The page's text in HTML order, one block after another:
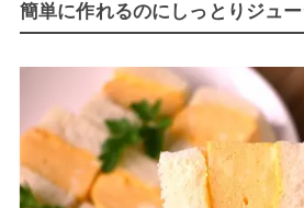
簡単に作れるのにしっとりジュー